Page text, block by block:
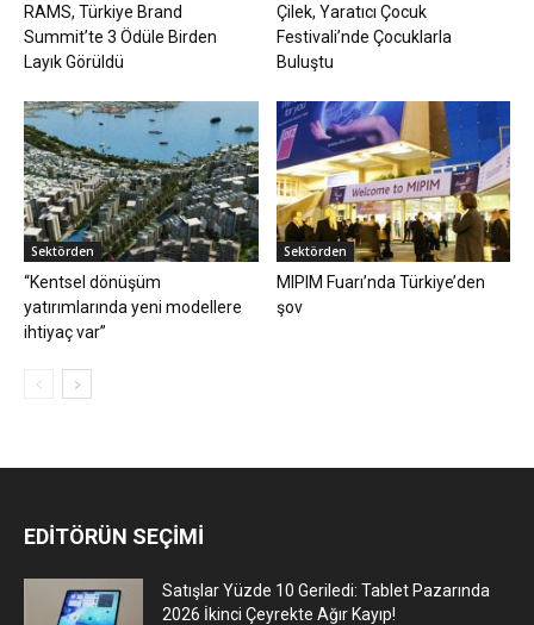
RAMS, Türkiye Brand
Summit’te 3 Ödüle Birden
Layık Görüldü
Çilek, Yaratıcı Çocuk
Festivali’nde Çocuklarla
Buluştu
Sektörden
​“Kentsel dönüşüm
yatırımlarında yeni modellere
ihtiyaç var”
Sektörden
MIPIM Fuarı’nda Türkiye’den
şov
EDİTÖRÜN SEÇİMİ
Satışlar Yüzde 10 Geriledi: Tablet Pazarında
2026 İkinci Çeyrekte Ağır Kayıp!